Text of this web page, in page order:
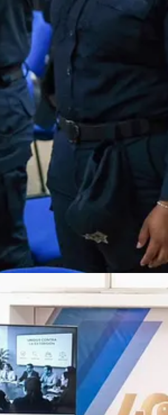
de prevenir, investigar y sancionar
segunda etapa de implementación en
secretario de Seguridad Ciudadana,
del Estado, Heyden José Cebada